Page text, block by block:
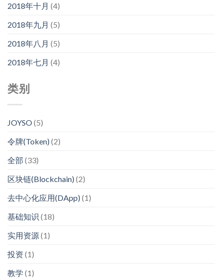
2018年十月 (4)
2018年九月 (5)
2018年八月 (5)
2018年七月 (4)
类别
JOYSO(5)
令牌(Token) (2)
全部 (33)
区块链(Blockchain) (2)
去中心化应用(DApp) (1)
基础知识 (18)
实用资源(1)
投资 (1)
教学 (1)